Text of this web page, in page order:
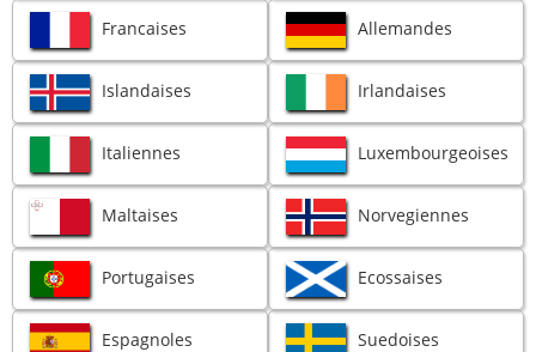
Francaises Allemandes
Islandaises Irlandaises
Italiennes Luxembourgeoises
Maltaises Norvegiennes
Portugaises Ecossaises
Espagnoles Suedoises